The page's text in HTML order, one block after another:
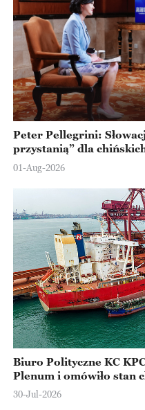
Peter Pellegrini:
przystanią” dla
Europejskiej
01-Aug-2026
Biuro Polityczne KC
Plenum i omówiło stan
30-Jul-2026